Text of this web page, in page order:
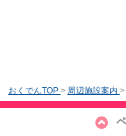
おくでんTOP > 周辺施設案内 >